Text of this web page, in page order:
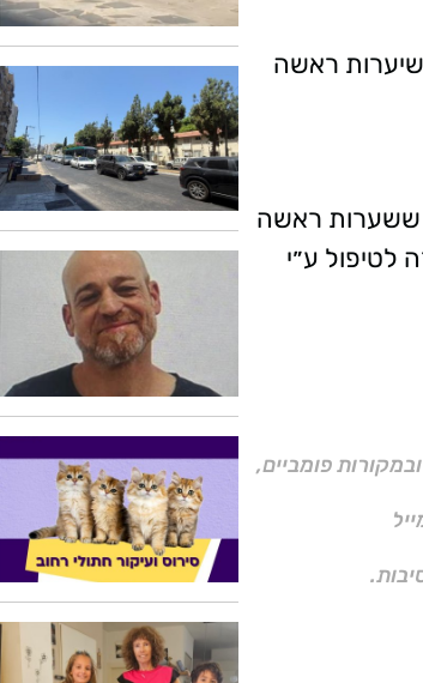
אודות ילדה ששיערות ראשה
ששערות ראשה
לטיפול ע״י
פומביים,